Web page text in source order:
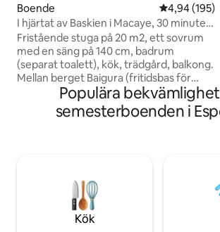
Boende 4,94 av 5 i
4,94 (195)
I hjärtat av Baskien i Macaye, 30 minuter
från stränderna
Fristående stuga på 20 m2, ett sovrum
med en säng på 140 cm, badrum
(separat toalett), kök, trädgård, balkong.
Mellan berget Baigura (fritidsbas för
skärmflygning, mountainbike, ttt och
vandring) och berget Ursuya (vandring) I
en gyllene triangel för att upptäcka
(Biarritz och Anglet) Dantcharria
(spanska gränsen) och Sare 45 minuter
från St Jean de Luz och Capbreton
(vackra stränder i Landes)
Populära
semesterboenden i
Kök